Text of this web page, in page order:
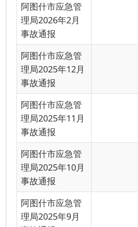
事故通报
阿图什市应急管
理局2025年9月
事故通报
阿图什市应急管
理局2025年8月
事故通报
阿图什市应急管
理局2025年7月
事故通报
理局2025年6月
事故通报
阿图什市应急管
理局2025年5月
事故通报
2025-